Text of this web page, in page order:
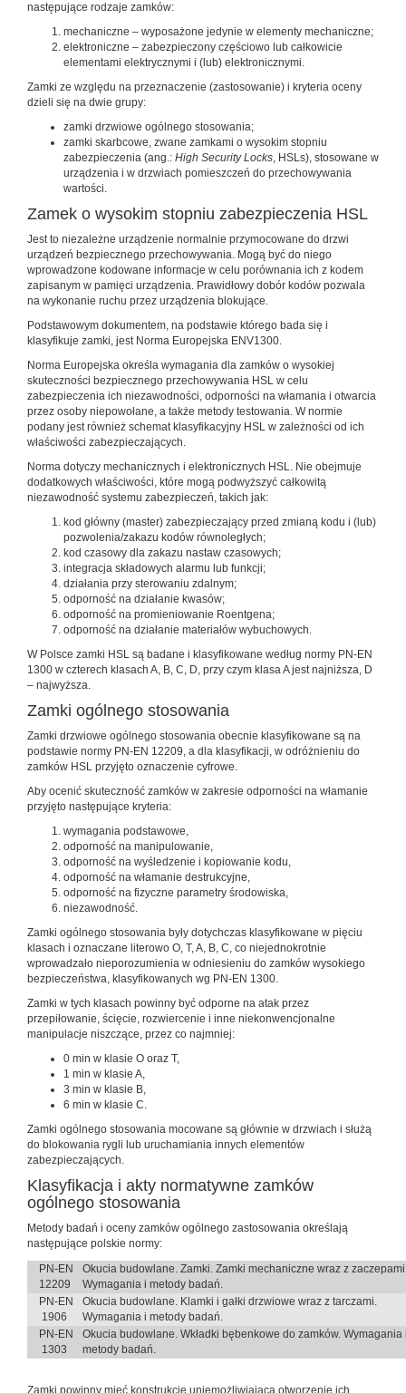
następujące rodzaje zamków:
mechaniczne – wyposażone jedynie w elementy mechaniczne;
elektroniczne – zabezpieczony częściowo lub całkowicie
elementami elektrycznymi i (lub) elektronicznymi.
Zamki ze względu na przeznaczenie (zastosowanie) i kryteria oceny
dzieli się na dwie grupy:
zamki drzwiowe ogólnego stosowania;
zamki skarbcowe, zwane zamkami o wysokim stopniu
zabezpieczenia (ang.: High Security Locks, HSLs), stosowane w
urządzenia i w drzwiach pomieszczeń do przechowywania
wartości.
Zamek o wysokim stopniu zabezpieczenia HSL
Jest to niezależne urządzenie normalnie przymocowane do drzwi
urządzeń bezpiecznego przechowywania. Mogą być do niego
wprowadzone kodowane informacje w celu porównania ich z kodem
zapisanym w pamięci urządzenia. Prawidłowy dobór kodów pozwala
na wykonanie ruchu przez urządzenia blokujące.
Podstawowym dokumentem, na podstawie którego bada się i
klasyfikuje zamki, jest Norma Europejska ENV1300.
Norma Europejska określa wymagania dla zamków o wysokiej
skuteczności bezpiecznego przechowywania HSL w celu
zabezpieczenia ich niezawodności, odporności na włamania i otwarcia
przez osoby niepowołane, a także metody testowania. W normie
podany jest również schemat klasyfikacyjny HSL w zależności od ich
właściwości zabezpieczających.
Norma dotyczy mechanicznych i elektronicznych HSL. Nie obejmuje
dodatkowych właściwości, które mogą podwyższyć całkowitą
niezawodność systemu zabezpieczeń, takich jak:
kod główny (master) zabezpieczający przed zmianą kodu i (lub)
pozwolenia/zakazu kodów równoległych;
kod czasowy dla zakazu nastaw czasowych;
integracja składowych alarmu lub funkcji;
działania przy sterowaniu zdalnym;
odporność na działanie kwasów;
odporność na promieniowanie Roentgena;
odporność na działanie materiałów wybuchowych.
W Polsce zamki HSL są badane i klasyfikowane według normy PN-EN
1300 w czterech klasach A, B, C, D, przy czym klasa A jest najniższa, D
– najwyższa.
Zamki ogólnego stosowania
Zamki drzwiowe ogólnego stosowania obecnie klasyfikowane są na
podstawie normy PN-EN 12209, a dla klasyfikacji, w odróżnieniu do
zamków HSL przyjęto oznaczenie cyfrowe.
Aby ocenić skuteczność zamków w zakresie odporności na włamanie
przyjęto następujące kryteria:
wymagania podstawowe,
odporność na manipulowanie,
odporność na wyśledzenie i kopiowanie kodu,
odporność na włamanie destrukcyjne,
odporność na fizyczne parametry środowiska,
niezawodność.
Zamki ogólnego stosowania były dotychczas klasyfikowane w pięciu
klasach i oznaczane literowo O, T, A, B, C, co niejednokrotnie
wprowadzało nieporozumienia w odniesieniu do zamków wysokiego
bezpieczeństwa, klasyfikowanych wg PN-EN 1300.
Zamki w tych klasach powinny być odporne na atak przez
przepiłowanie, ścięcie, rozwiercenie i inne niekonwencjonalne
manipulacje niszczące, przez co najmniej:
0 min w klasie O oraz T,
1 min w klasie A,
3 min w klasie B,
6 min w klasie C.
Zamki ogólnego stosowania mocowane są głównie w drzwiach i służą
do blokowania rygli lub uruchamiania innych elementów
zabezpieczających.
Klasyfikacja i akty normatywne zamków
ogólnego stosowania
Metody badań i oceny zamków ogólnego zastosowania określają
następujące polskie normy:
PN-EN
12209
Okucia budowlane. Zamki. Zamki mechaniczne wraz z
Wymagania i metody badań.
PN-EN
1906
Okucia budowlane. Klamki i gałki drzwiowe wraz z tarczami.
Wymagania i metody badań.
PN-EN
1303
Okucia budowlane. Wkładki bębenkowe do zamków. Wymagania
metody badań.